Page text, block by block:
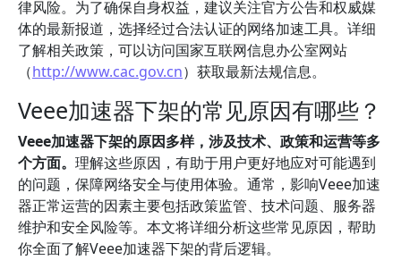
律风险。为了确保自身权益，建议关注官方公告和权威媒
体的最新报道，选择经过合法认证的网络加速工具。详细
了解相关政策，可以访问国家互联网信息办公室网站
（http://www.cac.gov.cn）获取最新法规信息。
Veee加速器下架的常见原因有哪些？
Veee加速器下架的原因多样，涉及技术、政策和运营等多
个方面。 理解这些原因，有助于用户更好地应对可能遇到
的问题，保障网络安全与使用体验。通常，影响Veee加速
器正常运营的因素主要包括政策监管、技术问题、服务器
维护和安全风险等。本文将详细分析这些常见原因，帮助
你全面了解Veee加速器下架的背后逻辑。